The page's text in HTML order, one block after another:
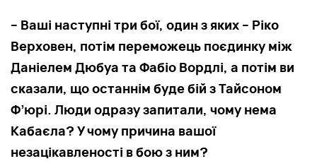
– Ваші наступні три бої, один з яких – Ріко
Верховен, потім переможець поєдинку між
Даніелем Дюбуа та Фабіо Вордлі, а потім ви
сказали, що останнім буде бій з Тайсоном
Ф’юрі. Люди одразу запитали, чому нема
Кабаєла? У чому причина вашої
незацікавленості в бою з ним?